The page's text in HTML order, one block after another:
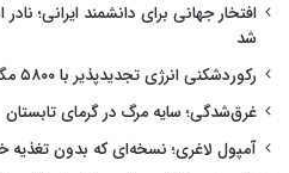
افتخار جهانی برای دانشمند ایرانی؛
شد
رکوردشکنی انرژی تجدیدپذیر با ۵۸۰۰ مگاوات برق
غرق‌شدگی؛ سایه مرگ در گرمای تابستان
آمپول لاغری؛ نسخه‌ای که بدون